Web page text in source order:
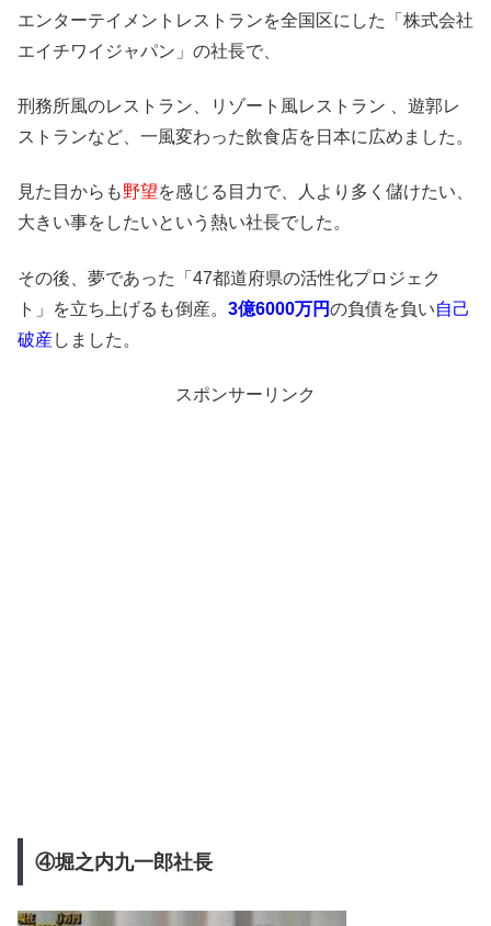
エンターテイメントレストランを全国区にした「株式会社
エイチワイジャパン」の社長で、
刑務所風のレストラン、リゾート風レストラン 、遊郭レ
ストランなど、一風変わった飲食店を日本に広めました。
見た目からも野望を感じる目力で、人より多く儲けたい、
大きい事をしたいという熱い社長でした。
その後、夢であった「47都道府県の活性化プロジェク
ト」を立ち上げるも倒産。 3億6000万円の負債を負い自己
破産しました。
スポンサーリンク
④堀之内九一郎社長